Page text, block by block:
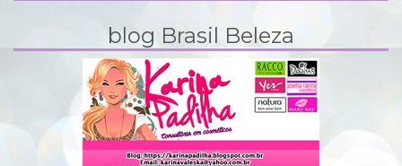
blog Brasil Beleza